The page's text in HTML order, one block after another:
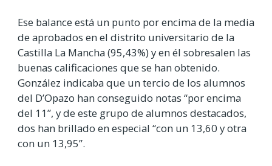
Ese balance está un punto por encima de la media
de aprobados en el distrito universitario de la
Castilla La Mancha (95,43%) y en él sobresalen las
buenas calificaciones que se han obtenido.
González indicaba que un tercio de los alumnos
del D’Opazo han conseguido notas “por encima
del 11”, y de este grupo de alumnos destacados,
dos han brillado en especial “con un 13,60 y otra
con un 13,95”.